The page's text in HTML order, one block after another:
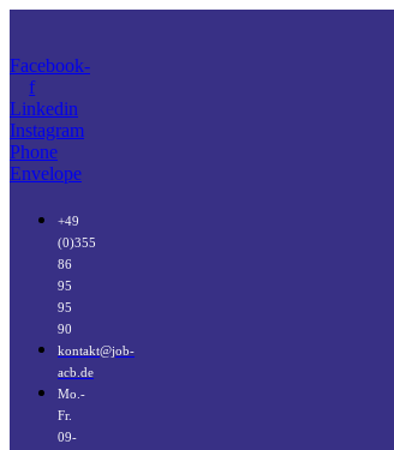
Facebook-
f
Linkedin
Instagram
Phone
Envelope
+49
(0)355
86
95
95
90
kontakt@job-
acb.de
Mo.-
Fr.
09-